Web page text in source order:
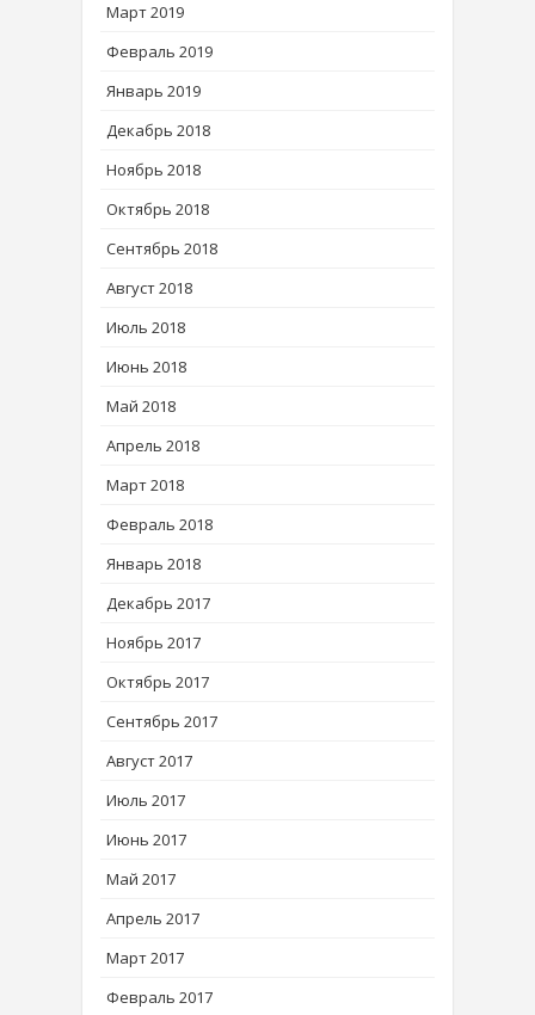
Март 2019
Февраль 2019
Январь 2019
Декабрь 2018
Ноябрь 2018
Октябрь 2018
Сентябрь 2018
Август 2018
Июль 2018
Июнь 2018
Май 2018
Апрель 2018
Март 2018
Февраль 2018
Январь 2018
Декабрь 2017
Ноябрь 2017
Октябрь 2017
Сентябрь 2017
Август 2017
Июль 2017
Июнь 2017
Май 2017
Апрель 2017
Март 2017
Февраль 2017